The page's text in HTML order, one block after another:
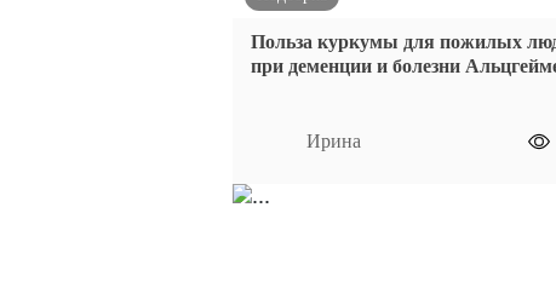
Польза куркумы для пожилых
при деменции и болезни
Ирина